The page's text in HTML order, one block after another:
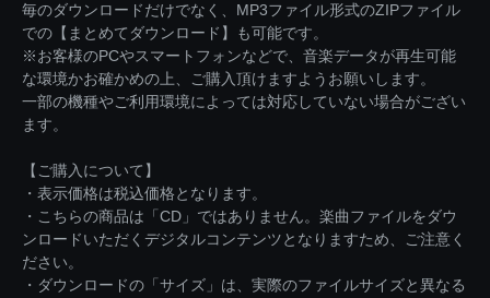
毎のダウンロードだけでなく、MP3ファイル形式のZIPファイル
での【まとめてダウンロード】も可能です。
※お客様のPCやスマートフォンなどで、音楽データが再生可能
な環境かお確かめの上、ご購入頂けますようお願いします。
一部の機種やご利用環境によっては対応していない場合がござい
ます。
【ご購入について】
・表示価格は税込価格となります。
・こちらの商品は「CD」ではありません。楽曲ファイルをダウ
ンロードいただくデジタルコンテンツとなりますため、ご注意く
ださい。
・ダウンロードの「サイズ」は、実際のファイルサイズと異なる